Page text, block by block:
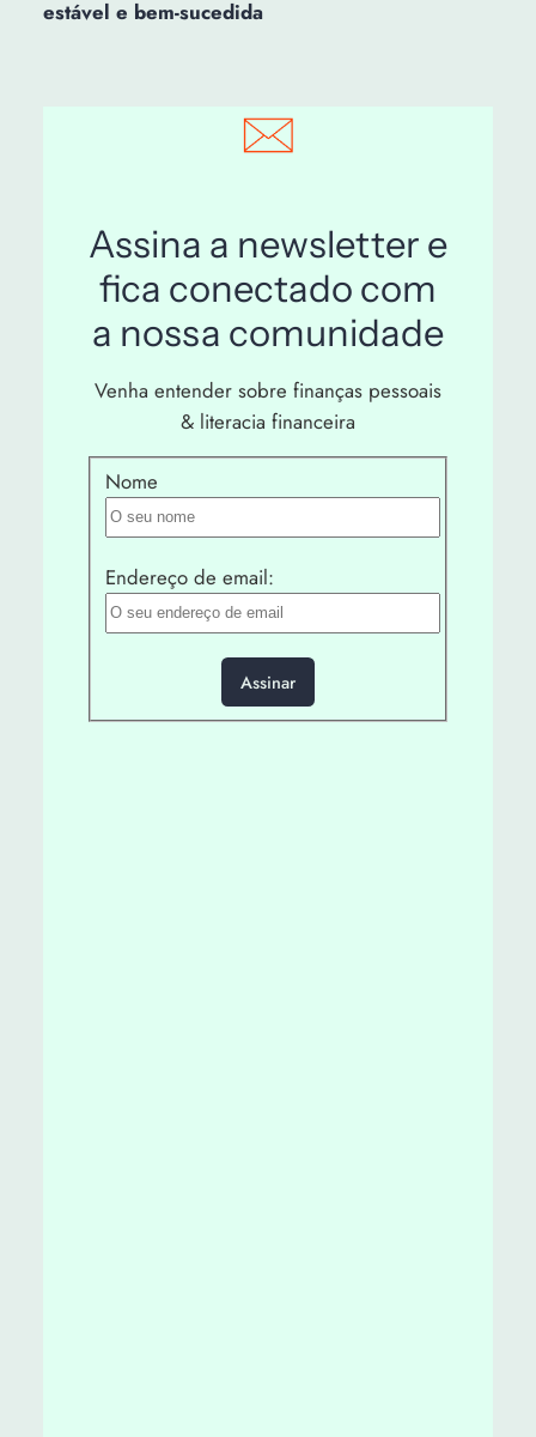
estável e bem-sucedida
Assina a newsletter e
fica conectado com
a nossa comunidade
Venha entender sobre finanças pessoais
& literacia financeira
Nome
Endereço de email: